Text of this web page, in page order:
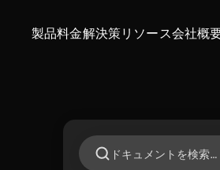
製品料金 リソース
解決策 会社概
ドキュメントを検索…